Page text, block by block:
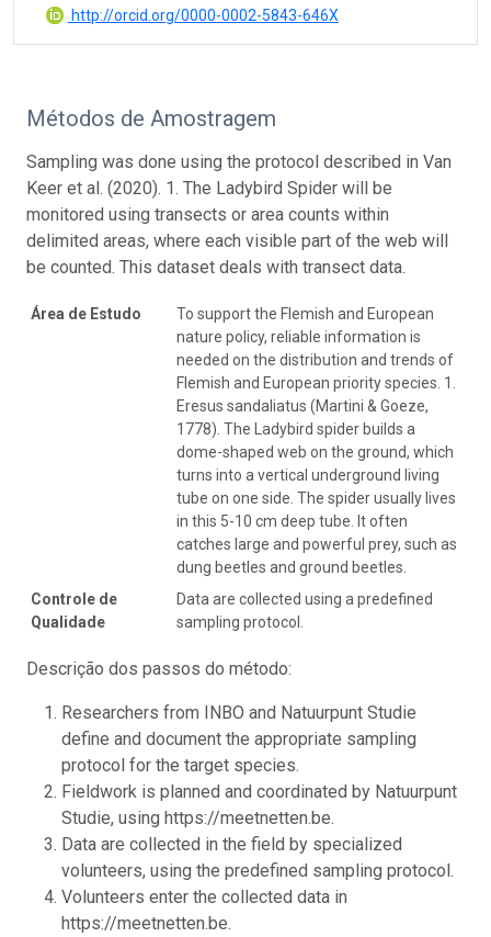
http://orcid.org/0000-0002-5843-646X
Métodos de Amostragem
Sampling was done using the protocol described in Van
Keer et al. (2020). 1. The Ladybird Spider will be
monitored using transects or area counts within
delimited areas, where each visible part of the web will
be counted. This dataset deals with transect data.
Área de Estudo
To support the Flemish and European
nature policy, reliable information is
needed on the distribution and trends of
Flemish and European priority species. 1.
Eresus sandaliatus (Martini & Goeze,
1778). The Ladybird spider builds a
dome-shaped web on the ground, which
turns into a vertical underground living
tube on one side. The spider usually lives
in this 5-10 cm deep tube. It often
catches large and powerful prey, such as
dung beetles and ground beetles.
Controle de
Qualidade
Data are collected using a predefined
sampling protocol.
Descrição dos passos do método:
Researchers from INBO and Natuurpunt Studie
define and document the appropriate sampling
protocol for the target species.
Fieldwork is planned and coordinated by Natuurpunt
Studie, using https://meetnetten.be.
Data are collected in the field by specialized
volunteers, using the predefined sampling protocol.
Volunteers enter the collected data in
https://meetnetten.be.